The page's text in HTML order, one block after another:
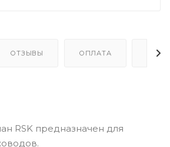
ОТЗЫВЫ ОПЛАТА
RSK предназначен для